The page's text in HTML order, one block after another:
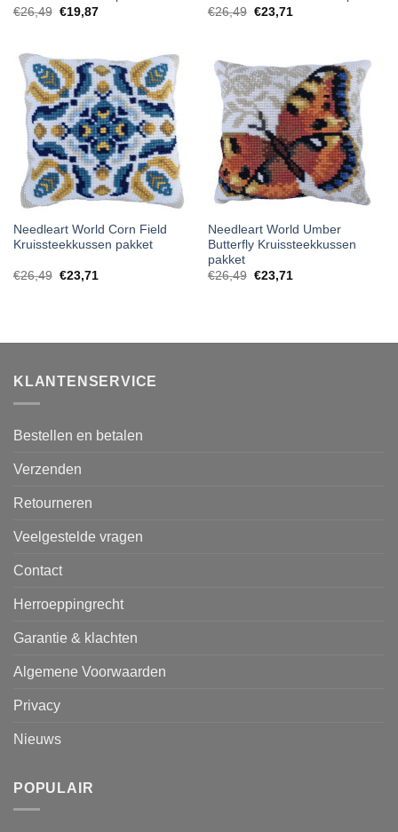
€26,49 €19,87
€26,49 €23,71
Needleart World Corn Field
Kruissteekkussen pakket
€26,49 €23,71
Needleart World Umber
Butterfly Kruissteekkussen
pakket
€26,49 €23,71
KLANTENSERVICE
Bestellen en betalen
Verzenden
Retourneren
Veelgestelde vragen
Contact
Herroeppingrecht
Garantie & klachten
Algemene Voorwaarden
Privacy
Nieuws
POPULAIR